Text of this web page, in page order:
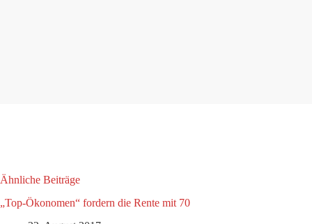
Ähnliche Beiträge
„Top-Ökonomen“ fordern die Rente mit 70